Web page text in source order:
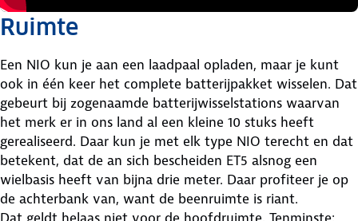
Ruimte
Een NIO kun je aan een laadpaal opladen, maar je kunt
ook in één keer het complete batterijpakket wisselen. Dat
gebeurt bij zogenaamde batterijwisselstations waarvan
het merk er in ons land al een kleine 10 stuks heeft
gerealiseerd. Daar kun je met elk type NIO terecht en dat
betekent, dat de an sich bescheiden ET5 alsnog een
wielbasis heeft van bijna drie meter. Daar profiteer je op
de achterbank van, want de beenruimte is riant.